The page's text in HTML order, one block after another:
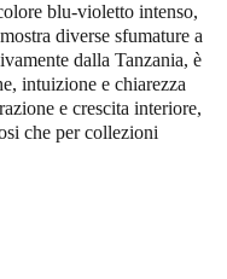
blu-violetto intenso,
diverse sfumature a
dalla Tanzania, è
intuizione e chiarezza
e crescita interiore,
che per collezioni